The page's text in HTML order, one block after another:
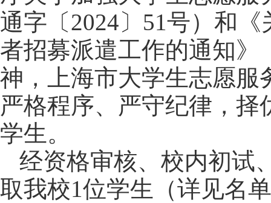
通字 〔2024〕 51号） 和《
者招募派遣工作的通知》
神，上海市大学生志愿服
严格程序、严守纪律，择
学生。
经资格审核、校内初试
取我校1位学生（详见名